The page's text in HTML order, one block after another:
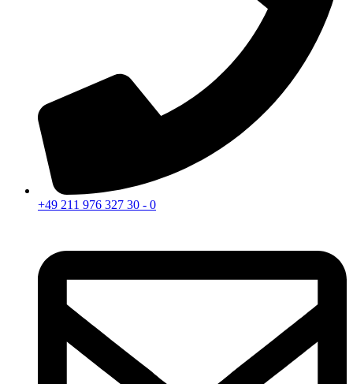
+49 211 976 327 30 - 0